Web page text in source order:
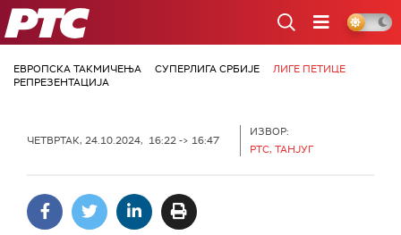
РТС
ЕВРОПСКА ТАКМИЧЕЊА СУПЕРЛИГА СРБИЈЕ
ЛИГЕ ПЕТИЦЕ
РЕПРЕЗЕНТАЦИЈА
ЧЕТВРТАК, 24.10.2024, 16:22 -> 16:47
ИЗВОР:
РТС, ТАНЈУГ